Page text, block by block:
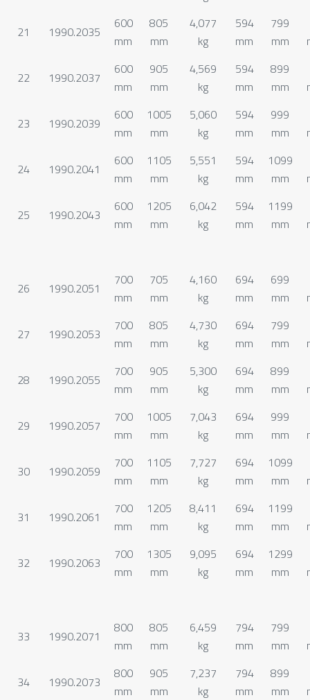
21 1990.2035
600
mm
805
mm
4,077
kg
594
mm
799
mm
22 1990.2037
600
mm
905
mm
4,569
kg
594
mm
899
mm
23 1990.2039
600
mm
1005
mm
5,060
kg
594
mm
999
mm
24 1990.2041
600
mm
1105
mm
5,551
kg
594
mm
1099
mm
25 1990.2043
600
mm
1205
mm
6,042
kg
594
mm
1199
mm
26 1990.2051
700
mm
705
mm
4,160
kg
694
mm
699
mm
27 1990.2053
700
mm
805
mm
4,730
kg
694
mm
799
mm
28 1990.2055
700
mm
905
mm
5,300
kg
694
mm
899
mm
29 1990.2057
700
mm
1005
mm
7,043
kg
694
mm
999
mm
30 1990.2059
700
mm
1105
mm
7,727
kg
694
mm
1099
mm
31 1990.2061
700
mm
1205
mm
8,411
kg
694
mm
1199
mm
32 1990.2063
700
mm
1305
mm
9,095
kg
694
mm
1299
mm
33 1990.2071
800
mm
805
mm
6,459
kg
794
mm
799
mm
34 1990.2073
800
mm
905
mm
7,237
kg
794
mm
899
mm